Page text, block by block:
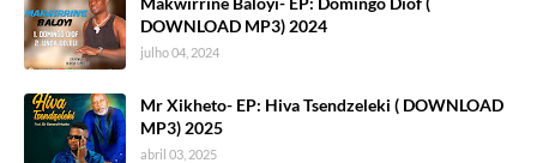
DOWNLOAD MP3) 2024
julho 04, 2024
Mr Xikheto- EP: Hiva Tsendzeleki ( DOWNLOAD
MP3) 2025
abril 03, 2025